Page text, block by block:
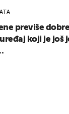
previše
koji je još